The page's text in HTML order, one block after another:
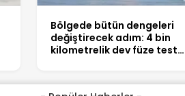
Bölgede bütün dengeleri
değiştirecek adım: 4 bin
kilometrelik dev füze test